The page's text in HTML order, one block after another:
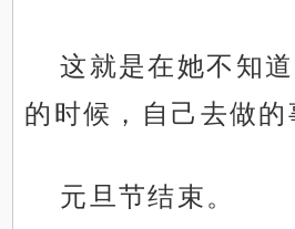
这就是在她不知
的时候，自己去做的
元旦节结束。